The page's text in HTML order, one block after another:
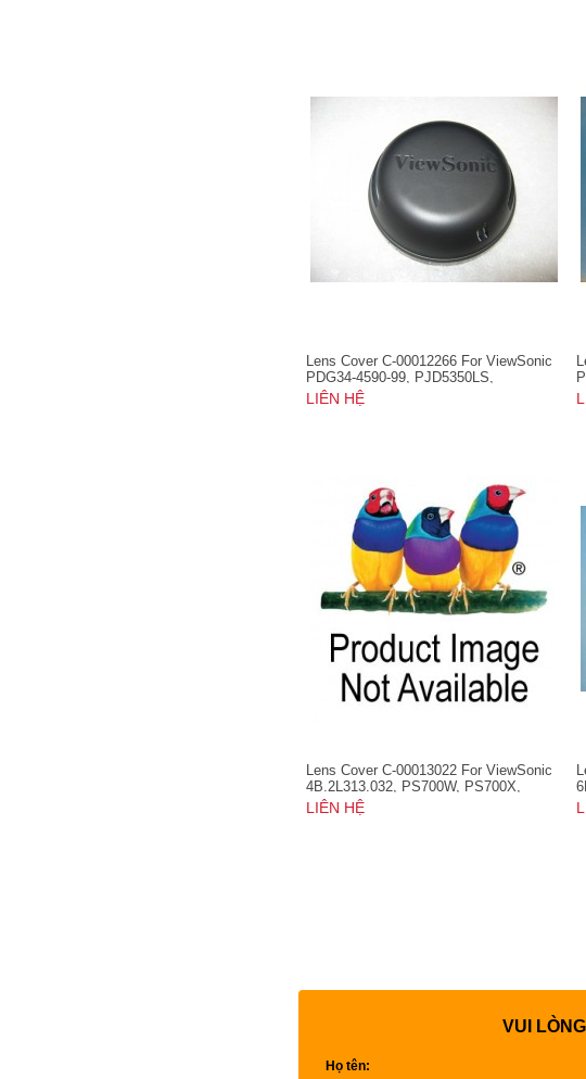
Lens Cover C-00012266 For ViewSonic
PDG34-4590-99, PJD5350LS,
PJD5550LWS
LIÊN HỆ
Lens Cover C-00013022 For ViewSonic
4B.2L313.032, PS700W, PS700X,
PS750HD, PS750W, PS750X,
PX800HD
LIÊN HỆ
VUI
Họ tên: